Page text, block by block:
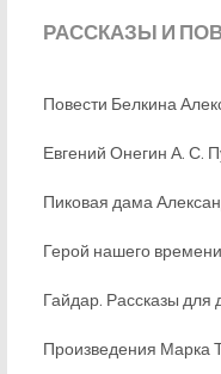
РАССКАЗЫ И
Повести Белкина
Евгений Онегин А. С.
Пиковая дама
Герой нашего
Гайдар. Рассказы для
Произведения Марка